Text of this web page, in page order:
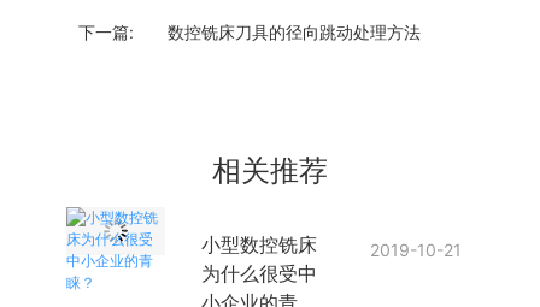
下一篇: 数控铣床刀具的径向跳动处理方法
相关推荐
小型数控铣床
为什么很受中
小企业的青
2019-10-21